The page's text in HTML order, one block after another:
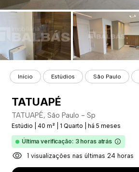
Início Estúdios São Paulo
TATUAPÉ
TATUAPÉ, São Paulo - Sp
Estúdio 40 m² 1 Quarto há 5 meses
Última verificação: 3 horas atrás
1 visualizações nas últimas 24 horas